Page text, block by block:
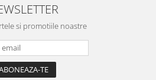
si promotiile noastre